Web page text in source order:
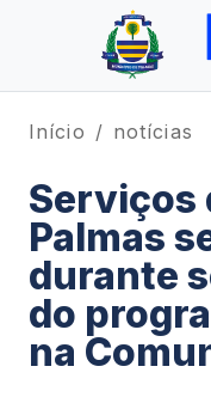
Início notícias
Serviços
Palmas
durante
do
na